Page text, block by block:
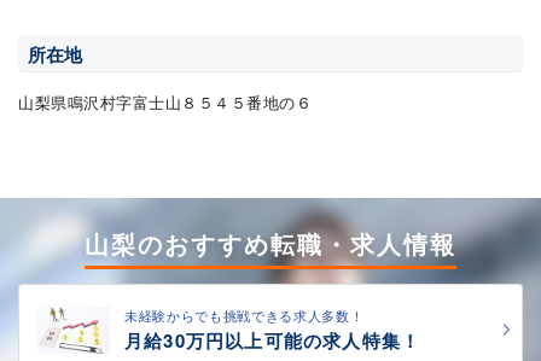
所在地
山梨県鳴沢村字富士山８５４５番地の６
山梨のおすすめ転職・求人情報
未経験からでも挑戦できる求人多数！
月給30万円以上可能の求人特集！